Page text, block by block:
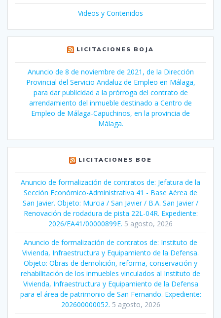
Videos y Contenidos
LICITACIONES BOJA
Anuncio de 8 de noviembre de 2021, de la Dirección
Provincial del Servicio Andaluz de Empleo en Málaga,
para dar publicidad a la prórroga del contrato de
arrendamiento del inmueble destinado a Centro de
Empleo de Málaga-Capuchinos, en la provincia de
Málaga.
LICITACIONES BOE
Anuncio de formalización de contratos de: Jefatura de la
Sección Económico-Administrativa 41 - Base Aérea de
San Javier. Objeto: Murcia / San Javier / B.A. San Javier /
Renovación de rodadura de pista 22L-04R. Expediente:
2026/EA41/00000899E. 5 agosto, 2026
Anuncio de formalización de contratos de: Instituto de
Vivienda, Infraestructura y Equipamiento de la Defensa.
Objeto: Obras de demolición, reforma, conservación y
rehabilitación de los inmuebles vinculados al Instituto de
Vivienda, Infraestructura y Equipamiento de la Defensa
para el área de patrimonio de San Fernando. Expediente:
202600000052. 5 agosto, 2026